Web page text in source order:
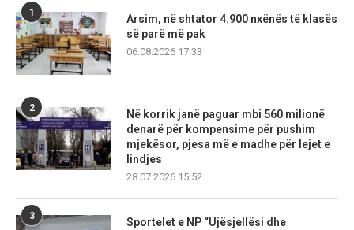
1
Arsim, në shtator 4.900 nxënës të klasës
së parë më pak
06.08.2026 17:33
2
Në korrik janë paguar mbi 560 milionë
denarë për kompensime për pushim
mjekësor, pjesa më e madhe për lejet e
lindjes
28.07.2026 15:52
3
Sportelet e NP “Ujësjellësi dhe